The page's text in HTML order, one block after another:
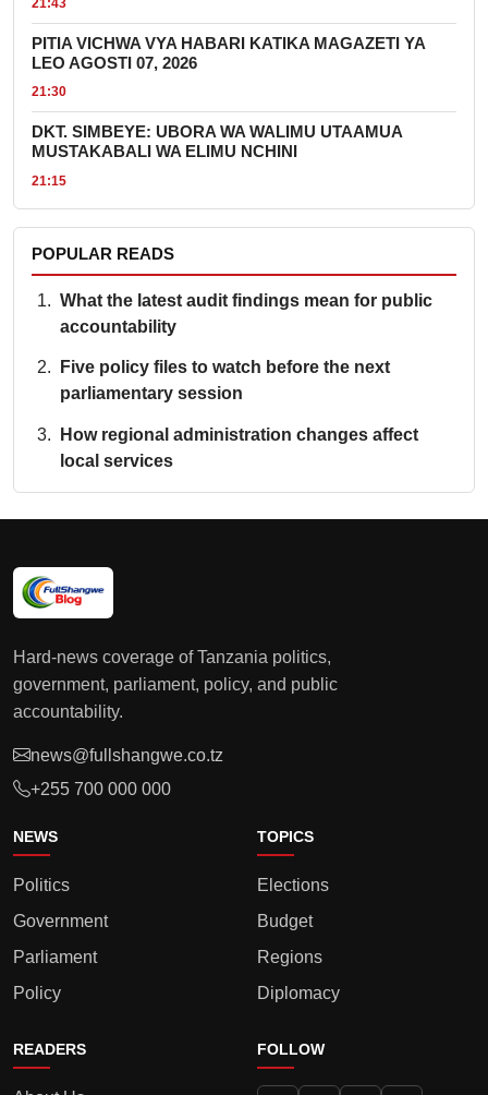
21:43
PITIA VICHWA VYA HABARI KATIKA MAGAZETI YA
LEO AGOSTI 07, 2026
21:30
DKT. SIMBEYE: UBORA WA WALIMU UTAAMUA
MUSTAKABALI WA ELIMU NCHINI
21:15
POPULAR READS
What the latest audit findings mean for public
accountability
Five policy files to watch before the next
parliamentary session
How regional administration changes affect
local services
Hard-news coverage of Tanzania politics,
government, parliament, policy, and public
accountability.
news@fullshangwe.co.tz
+255 700 000 000
NEWS
Politics
Government
Parliament
Policy
TOPICS
Elections
Budget
Regions
Diplomacy
READERS FOLLOW